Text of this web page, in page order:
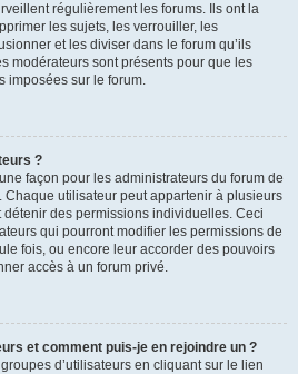
régulièrement les forums. Ils ont la
les sujets, les verrouiller, les
et les diviser dans le forum qu’ils
modérateurs sont présents pour que les
imposées sur le forum.
?
façon pour les administrateurs du forum de
utilisateur peut appartenir à plusieurs
des permissions individuelles. Ceci
qui pourront modifier les permissions de
fois, ou encore leur accorder des pouvoirs
accès à un forum privé.
et comment puis-je en rejoindre un ?
d’utilisateurs en cliquant sur le lien